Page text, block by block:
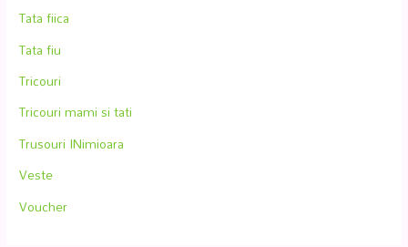
Tata fiica
Tata fiu
Tricouri
Tricouri mami si tati
Trusouri INimioara
Veste
Voucher